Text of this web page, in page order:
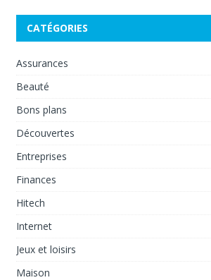
CATÉGORIES
Assurances
Beauté
Bons plans
Découvertes
Entreprises
Finances
Hitech
Internet
Jeux et loisirs
Maison